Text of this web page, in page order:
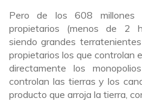
Pero de los 608 millones
propietarios (menos de 2
siendo grandes
propietarios los que controlan
directamente los
controlan las tierras y los
producto que arroja la tierra,